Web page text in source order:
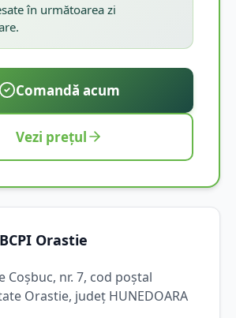
în următoarea zi
Comandă acum
Vezi prețul
Orastie
Coșbuc, nr. 7, cod poștal
Orastie, județ HUNEDOARA